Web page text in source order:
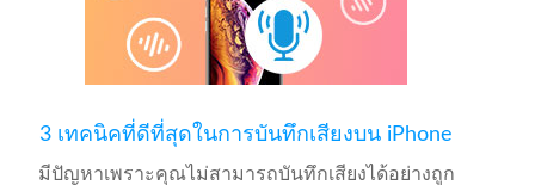
3 เทคนิคที่ดีที่สุดในการบันทึกเสียงบน iPhone
มีปัญหาเพราะคุณไม่สามารถบันทึกเสียงได้อย่างถูก